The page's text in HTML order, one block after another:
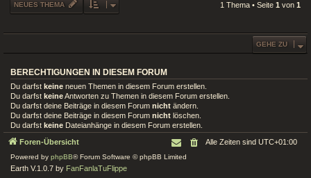
NEUES THEMA 1 Thema • Seite 1 von 1
GEHE ZU
BERECHTIGUNGEN IN DIESEM FORUM
Du darfst keine neuen Themen in diesem Forum erstellen.
Du darfst keineAntworten zu Themen in diesem Forum erstellen.
Du darfst deine Beiträge in diesem Forum nicht ändern.
Du darfst deine Beiträge in diesem Forum nicht löschen.
Du darfst keine Dateianhänge in diesem Forum erstellen.
Foren-Übersicht Alle Zeiten sind UTC+01:00
Powered by phpBB® Forum Software © phpBB Limited
Earth V.1.0.7 by FanFanlaTuFlippe